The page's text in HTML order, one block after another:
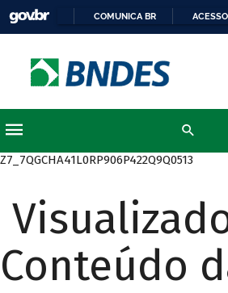
COMUNICA BR
Z7_7QGCHA41L0RP906P422Q9Q0513
Conteúdo